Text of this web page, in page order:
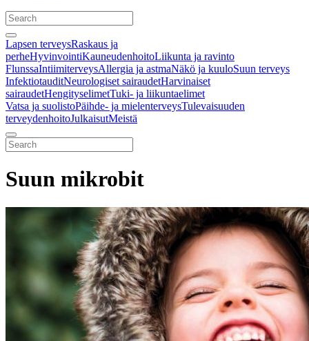
Lapsen terveysRaskaus ja
perheHyvinvointiKauneudenhoitoLiikunta ja ravinto
FlunssaIntiimiterveysAllergia ja astmaNäkö ja kuuloSuun terveys
InfektiotauditNeurologiset sairaudetHarvinaiset
sairaudetHengityselimetTuki- ja liikuntaelimet
Vatsa ja suolistoPäihde- ja mielenterveysTulevaisuuden
terveydenhoitoJulkaisutMeistä
Suun mikrobit